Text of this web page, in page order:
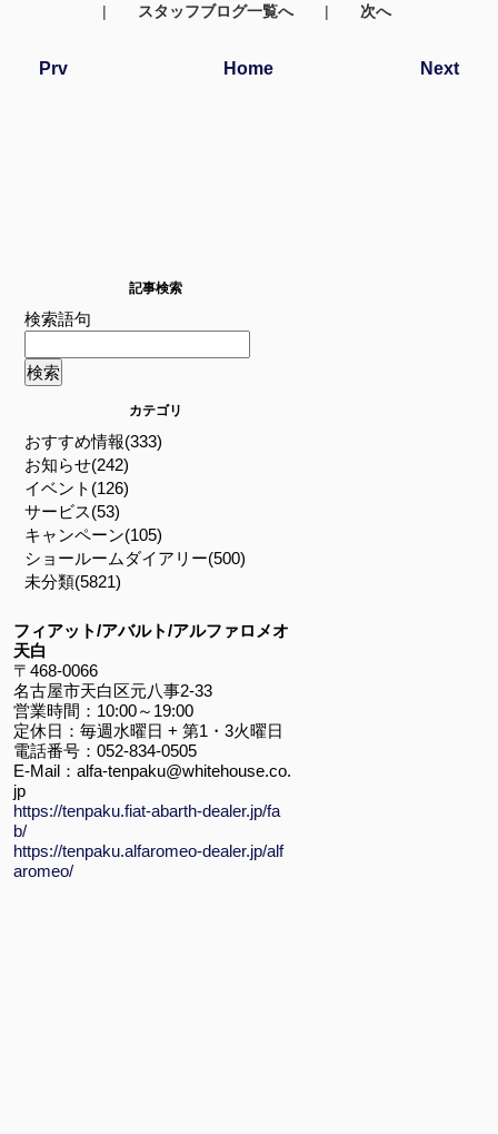
| スタッフブログ一覧へ | 次へ
Prv Next
Home
記事検索
検索語句
カテゴリ
おすすめ情報(333)
お知らせ(242)
イベント(126)
サービス(53)
キャンペーン(105)
ショールームダイアリー(500)
未分類(5821)
フィアット/アバルト/アルファロメオ
天白
〒468-0066
名古屋市天白区元八事2-33
営業時間：10:00～19:00
定休日：毎週水曜日 + 第1・3火曜日
電話番号：052-834-0505
E-Mail：alfa-tenpaku@whitehouse.co.
jp
https://tenpaku.fiat-abarth-dealer.jp/fa
b/
https://tenpaku.alfaromeo-dealer.jp/alf
aromeo/